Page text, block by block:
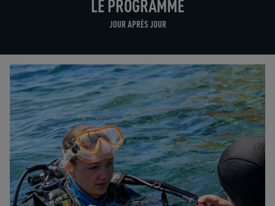
LE PROGRAMME
JOUR APRÈS JOUR